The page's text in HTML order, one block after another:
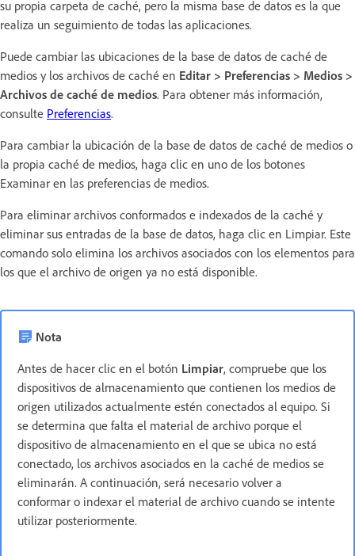
su propia carpeta de caché, pero la misma base de datos es la que
realiza un seguimiento de todas las aplicaciones.
Puede cambiar las ubicaciones de la base de datos de caché de
medios y los archivos de caché en Editar > Preferencias > Medios >
Archivos de caché de medios. Para obtener más información,
consulte Preferencias.
Para cambiar la ubicación de la base de datos de caché de medios o
la propia caché de medios, haga clic en uno de los botones
Examinar en las preferencias de medios.
Para eliminar archivos conformados e indexados de la caché y
eliminar sus entradas de la base de datos, haga clic en Limpiar. Este
comando solo elimina los archivos asociados con los elementos para
los que el archivo de origen ya no está disponible.
Nota
Antes de hacer clic en el botón Limpiar, compruebe que los
dispositivos de almacenamiento que contienen los medios de
origen utilizados actualmente estén conectados al equipo. Si
se determina que falta el material de archivo porque el
dispositivo de almacenamiento en el que se ubica no está
conectado, los archivos asociados en la caché de medios se
eliminarán. A continuación, será necesario volver a
conformar o indexar el material de archivo cuando se intente
utilizar posteriormente.